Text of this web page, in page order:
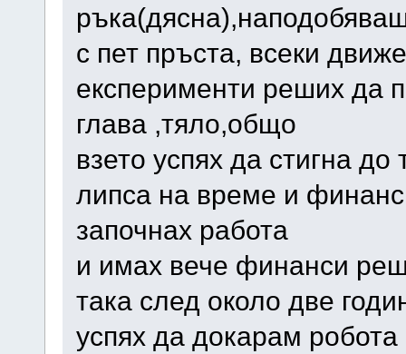
с пет пръста, всеки
експерименти реших да
глава ,тяло,общо
взето успях да стигна
липса на време и
започнах работа
и имах вече финанси
така след около две
успях да докарам робота